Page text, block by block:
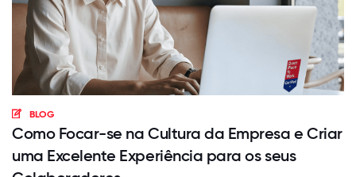
BLOG
Como Focar-se na Cultura da Empresa e Criar
uma Excelente Experiência para os seus